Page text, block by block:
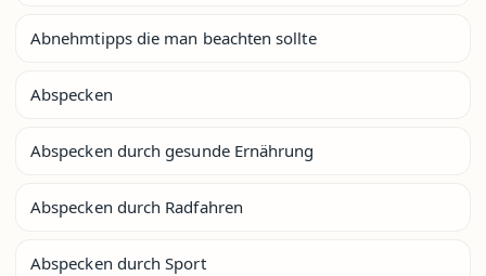
Abnehmtipps die man beachten sollte
Abspecken
Abspecken durch gesunde Ernährung
Abspecken durch Radfahren
Abspecken durch Sport